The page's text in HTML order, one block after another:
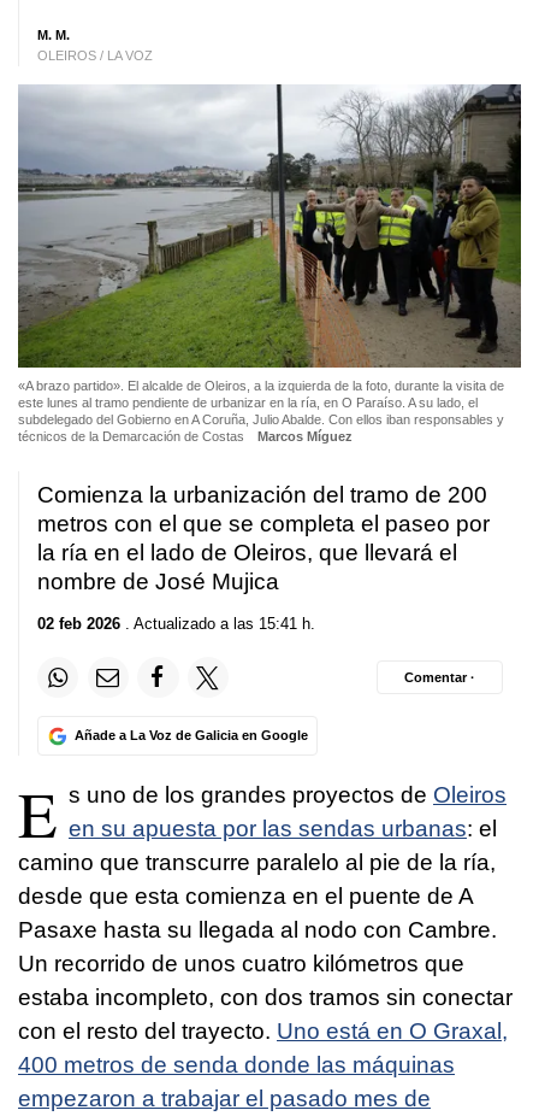
M. M.
OLEIROS / LA VOZ
«A brazo partido». El alcalde de Oleiros, a la izquierda de la foto, durante la visita de
este lunes al tramo pendiente de urbanizar en la ría, en O Paraíso. A su lado, el
subdelegado del Gobierno en A Coruña, Julio Abalde. Con ellos iban responsables y
técnicos de la Demarcación de Costas
Marcos Míguez
Comienza la urbanización del tramo de 200
metros con el que se completa el paseo por
la ría en el lado de Oleiros, que llevará el
nombre de José Mujica
02 feb 2026 . Actualizado a las 15:41 h.
Añade a La Voz de Galicia en Google
Comentar ·
E s uno de los grandes proyectos de Oleiros
en su apuesta por las sendas urbanas: el
camino que transcurre paralelo al pie de la ría,
desde que esta comienza en el puente de A
Pasaxe hasta su llegada al nodo con Cambre.
Un recorrido de unos cuatro kilómetros que
estaba incompleto, con dos tramos sin conectar
con el resto del trayecto. Uno está en O Graxal,
400 metros de senda donde las máquinas
empezaron a trabajar el pasado mes de